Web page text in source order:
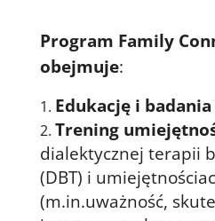
Program Family
obejmuje:
Edukację i badania
Trening
dialektycznej terapii
(DBT) i
(m.in.uważność,